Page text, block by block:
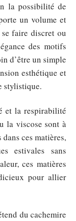
la possibilité de
un volume et
faire discret ou
des motifs
d’être un simple
esthétique et
stylistique.
et la respirabilité
la viscose sont à
ces matières,
estivales sans
ces matières
pour allier
du cachemire